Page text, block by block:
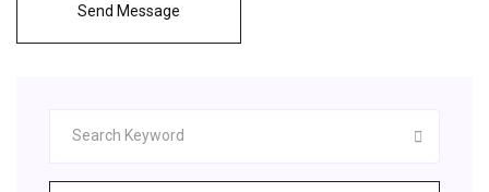
Send Message